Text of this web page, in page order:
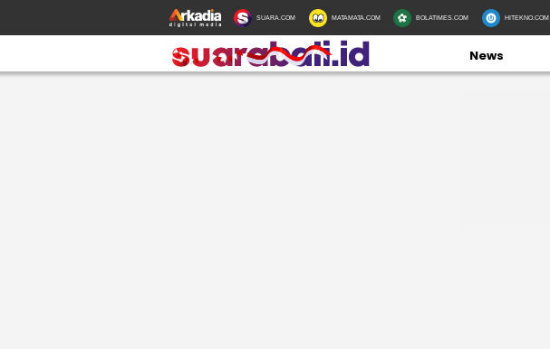
SUARA.COM MATAMATA.COM BOLATIMES.COM HITEKNO.COM
News